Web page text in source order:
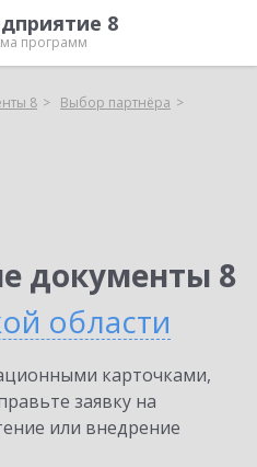
8
программ
8
Выбор партнёра
документы 8
области
карточками,
заявку на
или внедрение